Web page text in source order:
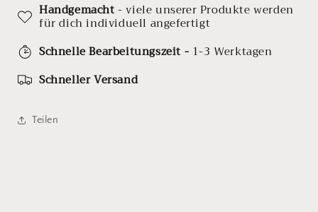
Handgemacht- viele unserer Produkte werden
für dich individuell angefertigt
Schnelle Bearbeitungszeit - 1-3 Werktagen
Schneller Versand
Teilen